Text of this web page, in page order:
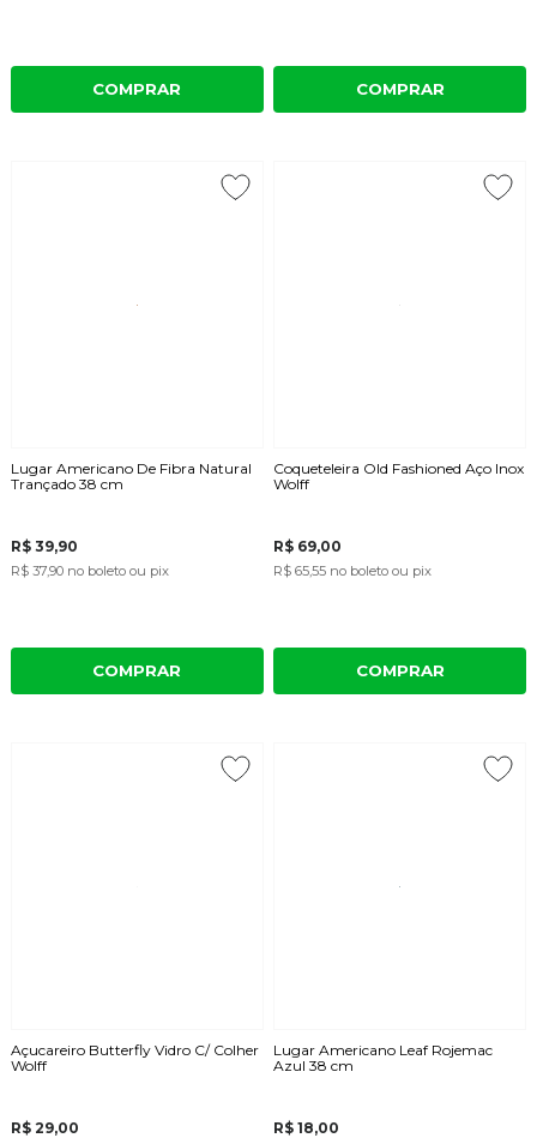
COMPRAR COMPRAR
Lugar Americano De Fibra Natural
Trançado 38 cm
R$ 39,90
R$ 37,90 no boleto ou pix
COMPRAR
Coqueteleira Old Fashioned Aço Inox
Wolff
R$ 69,00
R$ 65,55 no boleto ou pix
COMPRAR
Açucareiro Butterfly Vidro C/ Colher
Wolff
R$ 29,00
Lugar Americano Leaf Rojemac
Azul 38 cm
R$ 18,00